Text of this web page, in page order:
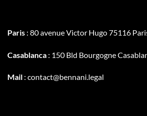
Paris : 80 avenue Victor Hugo 75116
Casablanca : 150 Bld Bourgogne
Mail : contact@bennani.legal